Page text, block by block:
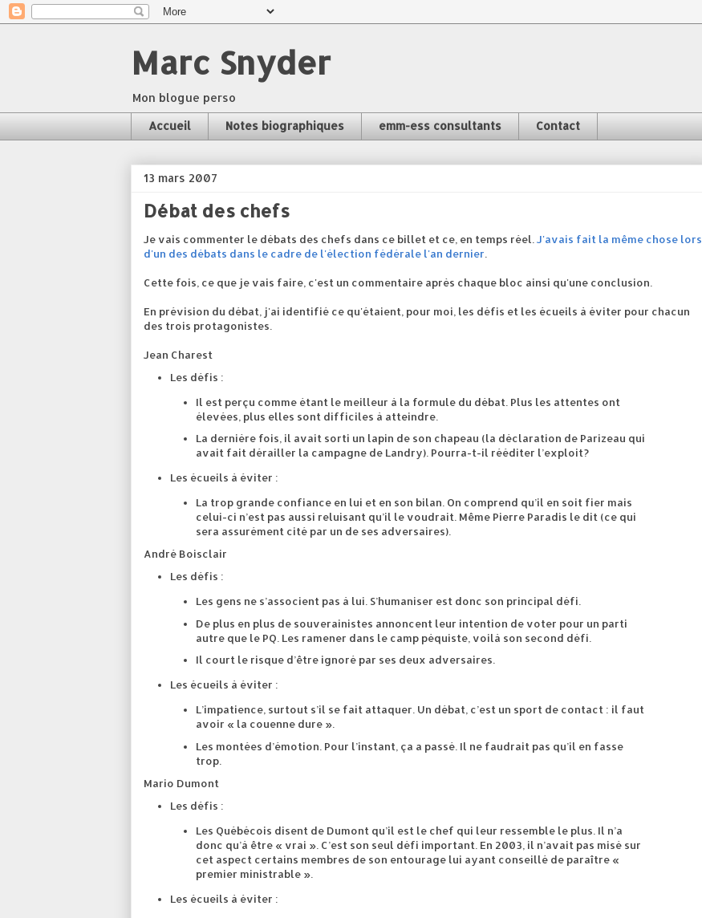
Marc Snyder
Mon blogue perso
Accueil Notes biographiques emm-ess consultants Contact
13 mars 2007
Débat des chefs
Je vais commenter le débats des chefs dans ce billet et ce, en temps réel. J'avais fait la même chose lors
d'un des débats dans le cadre de l'élection fédérale l'an dernier
Cette fois, ce que je vais faire, c'est un commentaire après chaque bloc ainsi qu'une conclusion.
En prévision du débat, j'ai identifié ce qu'étaient, pour moi, les défis et les écueils à éviter pour chacun
des trois protagonistes.
Jean Charest
Les défis :
Il est perçu comme étant le meilleur à la formule du débat. Plus les attentes ont
élevées, plus elles sont difficiles à atteindre.
La dernière fois, il avait sorti un lapin de son chapeau (la déclaration de Parizeau qui
avait fait dérailler la campagne de Landry). Pourra-t-il rééditer l’exploit?
Les écueils à éviter :
La trop grande confiance en lui et en son bilan. On comprend qu’il en soit fier mais
celui-ci n’est pas aussi reluisant qu’il le voudrait. Même Pierre Paradis le dit (ce qui
sera assurément cité par un de ses adversaires).
André Boisclair
Les défis :
Les gens ne s’associent pas à lui. S’humaniser est donc son principal défi.
De plus en plus de souverainistes annoncent leur intention de voter pour un parti
autre que le PQ. Les ramener dans le camp péquiste, voilà son second défi.
Il court le risque d’être ignoré par ses deux adversaires.
Les écueils à éviter :
L’impatience, surtout s’il se fait attaquer. Un débat, c’est un sport de contact : il faut
avoir « la couenne dure ».
Les montées d’émotion. Pour l’instant, ça a passé. Il ne faudrait pas qu’il en fasse
trop.
Mario Dumont
Les défis :
Les Québécois disent de Dumont qu’il est le chef qui leur ressemble le plus. Il n’a
donc qu’à être « vrai ». C’est son seul défi important. En 2003, il n’avait pas misé sur
cet aspect certains membres de son entourage lui ayant conseillé de paraître «
premier ministrable ».
Les écueils à éviter :